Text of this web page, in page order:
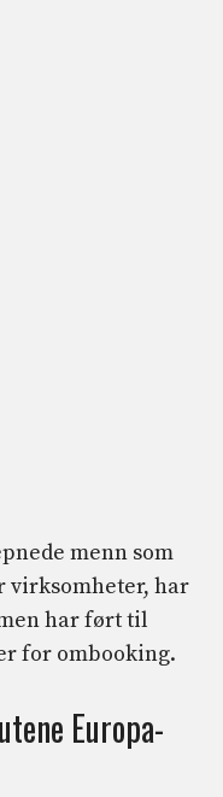
menn som
virksomheter, har
har ført til
for ombooking.
Europa-